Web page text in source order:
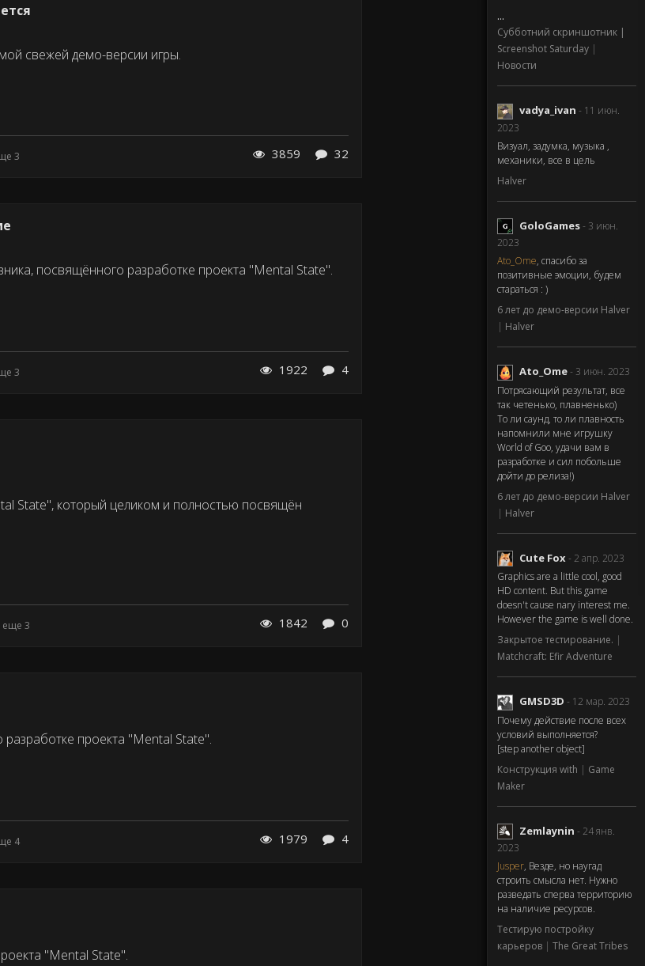
...
Субботний скриншотник |
Screenshot Saturday |
Новости
vadya_ivan - 11 июн.
2023
Визуал, задумка, музыка ,
механики, все в цель
Halver
GoloGames- 3 июн.
2023
Ato_Ome, спасибо за
позитивные эмоции, будем
стараться : )
6 лет до демо-версии Halver
| Halver
Ato_Ome- 3 июн. 2023
Потрясающий результат, все
так четенько, плавненько)
То ли саунд, то ли плавность
напомнили мне игрушку
World of Goo, удачи вам в
разработке и сил побольше
дойти до релиза!)
6 лет до демо-версии Halver
| Halver
Cute Fox- 2 апр. 2023
Graphics are a little cool, good
HD content. But this game
doesn't cause nary interest me.
However the game is well done.
Закрытое тестирование. |
Matchcraft: Efir Adventure
GMSD3D - 12 мар. 2023
Почему действие после всех
условий выполняется?
[step another object]
Конструкция with | Game
Maker
Zemlaynin - 24 янв.
2023
Jusper, Везде, но наугад
строить смысла нет. Нужно
разведать сперва территорию
на наличие ресурсов.
Тестирую постройку
карьеров | The Great Tribes
свежей демо-версии игры.
3 3859 32
посвящённого разработке проекта "Mental State".
3 1922 4
State", который целиком и полностью посвящён
еще 3 1842 0
проекта "Mental State".
4 1979 4
"Mental State".